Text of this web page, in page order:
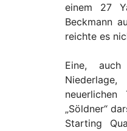
einem 27
Beckmann
reichte es
Eine,
„Söldner“
Starting